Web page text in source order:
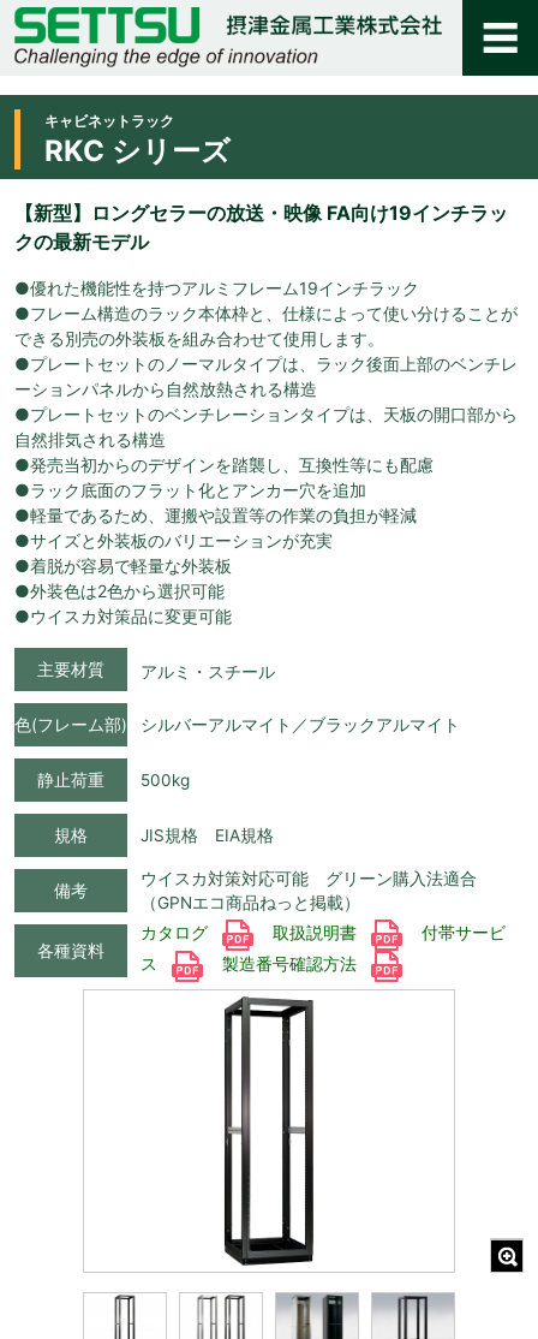
キャビネットラック
RKC シリーズ
【新型】ロングセラーの放送・映像 FA向け19インチラッ
クの最新モデル
●優れた機能性を持つアルミフレーム19インチラック
●フレーム構造のラック本体枠と、仕様によって使い分けることが
できる別売の外装板を組み合わせて使用します。
●プレートセットのノーマルタイプは、ラック後面上部のベンチレ
ーションパネルから自然放熱される構造
●プレートセットのベンチレーションタイプは、天板の開口部から
自然排気される構造
●発売当初からのデザインを踏襲し、互換性等にも配慮
●ラック底面のフラット化とアンカー穴を追加
●軽量であるため、運搬や設置等の作業の負担が軽減
●サイズと外装板のバリエーションが充実
●着脱が容易で軽量な外装板
●外装色は2色から選択可能
●ウイスカ対策品に変更可能
主要材質 アルミ・スチール
色(フレーム部) シルバーアルマイト／ブラックアルマイト
静止荷重 500kg
規格 JIS規格 EIA規格
備考
ウイスカ対策対応可能 グリーン購入法適合
（GPNエコ商品ねっと掲載）
各種資料
カタログ 取扱説明書
付帯サービ
ス
製造番号確認方法